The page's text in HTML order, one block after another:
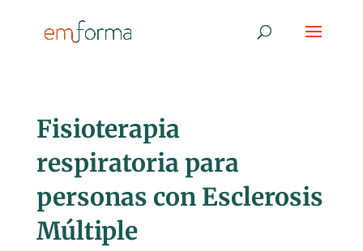
Fisioterapia
respiratoria para
personas con Esclerosis
Múltiple